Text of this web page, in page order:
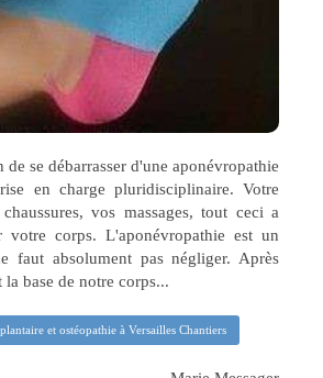
se débarrasser d'une aponévropathie
en charge pluridisciplinaire. Votre
vos massages, tout ceci a
votre corps. L'aponévropathie est un
faut absolument pas négliger. Après
la base de notre corps...
et ostéopathie à Versailles Chantiers